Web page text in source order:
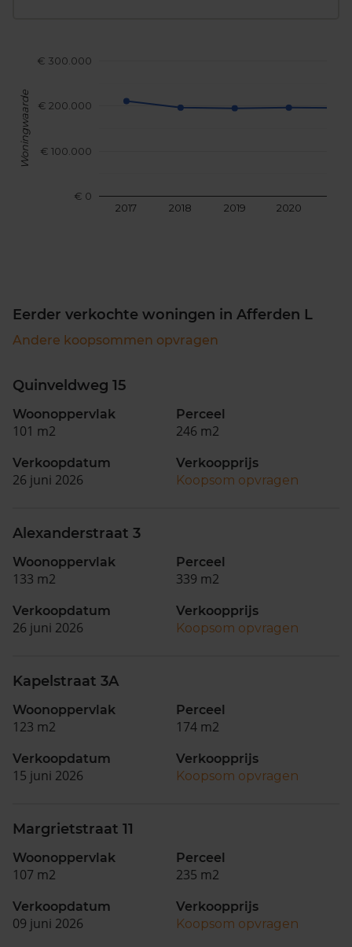
2017 2018 2019 2020
€ 0
€ 100.000
€ 200.000
€ 300.000
Woningwaarde
Eerder verkochte woningen in Afferden L
Andere koopsommen opvragen
Quinveldweg 15
Woonoppervlak
101 m2
Perceel
246 m2
Verkoopdatum
26 juni 2026
Verkoopprijs
Koopsom opvragen
Alexanderstraat 3
Woonoppervlak
133 m2
Perceel
339 m2
Verkoopdatum
26 juni 2026
Verkoopprijs
Koopsom opvragen
Kapelstraat 3A
Woonoppervlak
123 m2
Perceel
174 m2
Verkoopdatum
15 juni 2026
Verkoopprijs
Koopsom opvragen
Margrietstraat 11
Woonoppervlak
107 m2
Perceel
235 m2
Verkoopdatum
09 juni 2026
Verkoopprijs
Koopsom opvragen